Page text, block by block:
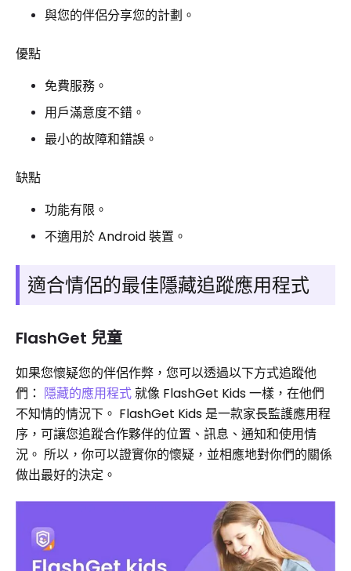
與您的伴侶分享您的計劃。
優點
免費服務。
用戶滿意度不錯。
最小的故障和錯誤。
缺點
功能有限。
不適用於 Android 裝置。
適合情侶的最佳隱藏追蹤應用程式
FlashGet 兒童
如果您懷疑您的伴侶作弊，您可以透過以下方式追蹤他
們： 隱藏的應用程式就像 FlashGet Kids 一樣，在他們
不知情的情況下。 FlashGet Kids 是一款家長監護應用程
序，可讓您追蹤合作夥伴的位置、訊息、通知和使用情
況。 所以，你可以證實你的懷疑，並相應地對你們的關係
做出最好的決定。